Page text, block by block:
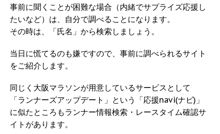
事前に聞くことが困難な場合（内緒でサプライズ応援し
たいなど）は、自分で調べることになります。
その時は、「氏名」から検索しましょう。
当日に慌てるのも嫌ですので、事前に調べられるサイト
をご紹介します。
同じく大阪マラソンが用意しているサービスとして
「ランナーズアップデート」という「応援navi(ナビ)」
に似たところもランナー情報検索・レースタイム確認サ
イトがあります。